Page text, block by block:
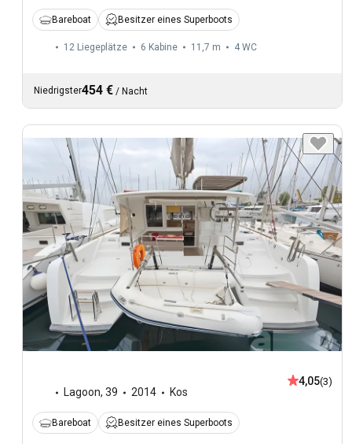
Bareboat Besitzer eines Superboots
12 Liegeplätze 6 Kabine 11,7 m 4 WC
Niedrigster454 € / Nacht
Lagoon, 39 2014 Kos
4,05(3)
Bareboat Besitzer eines Superboots